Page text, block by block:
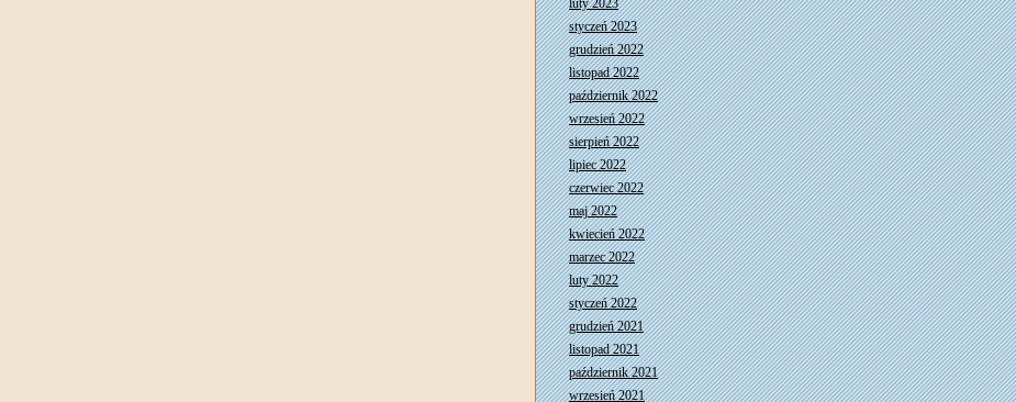
luty 2023
styczeń 2023
grudzień 2022
listopad 2022
październik 2022
wrzesień 2022
sierpień 2022
lipiec 2022
czerwiec 2022
maj 2022
kwiecień 2022
marzec 2022
luty 2022
styczeń 2022
grudzień 2021
listopad 2021
październik 2021
wrzesień 2021